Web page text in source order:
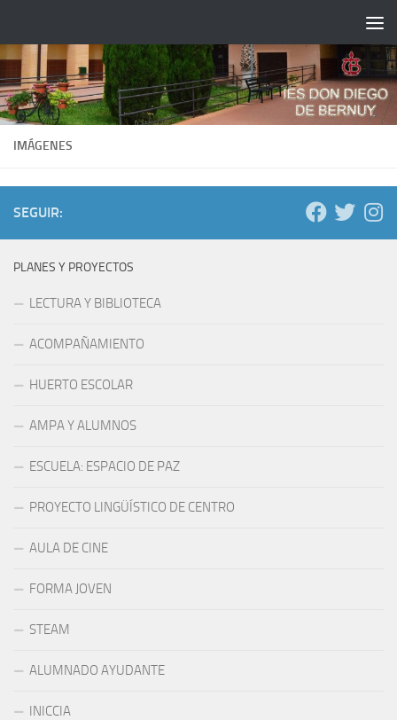
IMÁGENES
SEGUIR:
PLANES Y PROYECTOS
LECTURA Y BIBLIOTECA
ACOMPAÑAMIENTO
HUERTO ESCOLAR
AMPA Y ALUMNOS
ESCUELA: ESPACIO DE PAZ
PROYECTO LINGÜÍSTICO DE CENTRO
AULA DE CINE
FORMA JOVEN
STEAM
ALUMNADO AYUDANTE
INICCIA